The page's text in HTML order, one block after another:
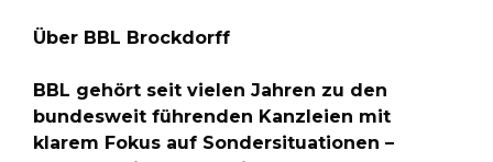
Über BBL Brockdorff
BBL gehört seit vielen Jahren zu den
bundesweit führenden Kanzleien mit
klarem Fokus auf Sondersituationen –